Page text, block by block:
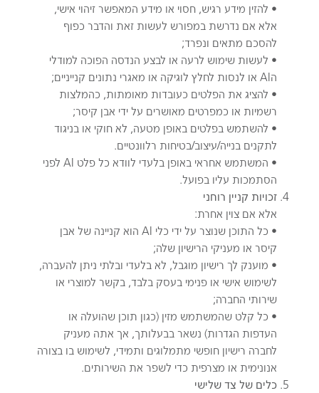
• להזין מידע רגיש, חסוי או מידע המאפשר זיהוי אישי,
אלא אם נדרשת במפורש לעשות זאת והדבר כפוף
להסכם מתאים ונפרד;
• לעשות שימוש לרעה או לבצע הנדסה הפוכה למודלי
הAI או לנסות לחלץ לוגיקה או מאגרי נתונים קנייניים;
• להציג את הפלטים כעובדות מאומתות, כהמלצות
רשמיות או כמפרטים מאושרים על ידי אבן קיסר;
• להשתמש בפלטים באופן מטעה, לא חוקי או בניגוד
לתקנים בנייה/עיצוב/בטיחות רלוונטיים.
• המשתמש אחראי באופן בלעדי לוודא כל פלט AI לפני
הסתמכות עליו בפועל.
זכויות קניין רוחני
אלא אם צוין אחרת:
• כל התוכן שנוצר על ידי כלי AI הוא קניינה של אבן
קיסר או מעניקי הרישיון שלה;
• מוענק לך רישיון מוגבל, לא בלעדי ובלתי ניתן להעברה,
לשימוש אישי או פנימי בעסק בלבד, בקשר למוצרי או
שירותי החברה;
• כל קלט שהמשתמש מזין (כגון תוכן שהועלה או
העדפות הגדרות) נשאר בבעלותך, אך אתה מעניק
לחברה רישיון חופשי מתמלוגים ותמידי, לשימוש בו בצורה
אנונימית או מצרפית כדי לשפר את השירותים.
כלים של צד שלישי